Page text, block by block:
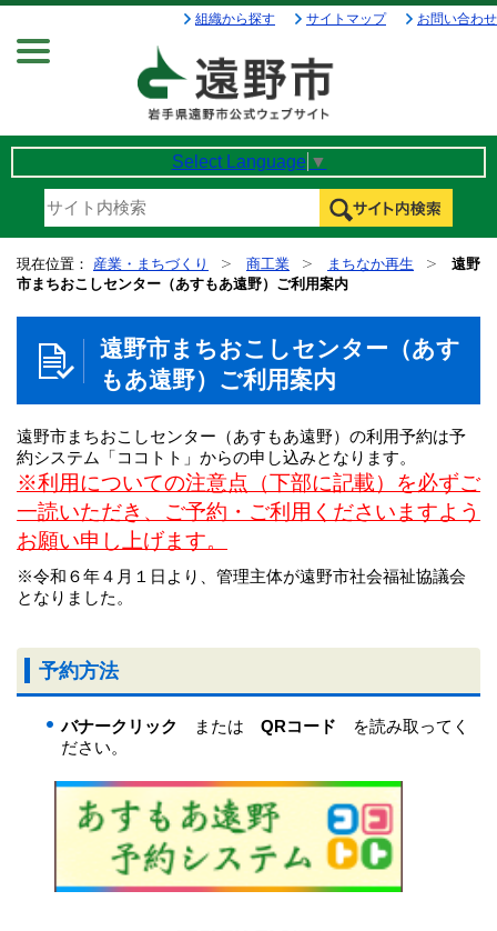
組織から探す サイトマップ お問い合わせ
Select Language ▼
現在位置： 産業・まちづくり 商工業 まちなか再生
遠野
市まちおこしセンター（あすもあ遠野）ご利用案内
遠野市まちおこしセンター（あす
もあ遠野）ご利用案内
遠野市まちおこしセンター（あすもあ遠野）の利用予約は予
約システム「ココトト」からの申し込みとなります。
※利用についての注意点（下部に記載）を必ずご
一読いただき、ご予約・ご利用くださいますよう
お願い申し上げます。
※令和６年４月１日より、管理主体が遠野市社会福祉協議会
となりました。
予約方法
バナークリック または QRコード を読み取ってく
ださい。